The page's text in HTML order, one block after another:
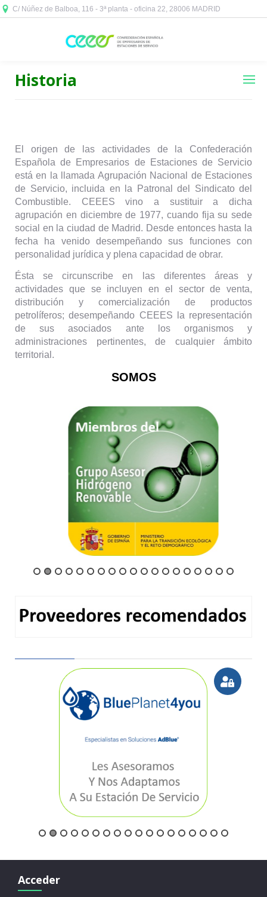
C/ Núñez de Balboa, 116 - 3ª planta - oficina 22, 28006 MADRID
Historia
El origen de las actividades de la Confederación
Española de Empresarios de Estaciones de Servicio
está en la llamada Agrupación Nacional de Estaciones
de Servicio, incluida en la Patronal del Sindicato del
Combustible. CEEES vino a sustituir a dicha
agrupación en diciembre de 1977, cuando fija su sede
social en la ciudad de Madrid. Desde entonces hasta la
fecha ha venido desempeñando sus funciones con
personalidad jurídica y plena capacidad de obrar.
Ésta se circunscribe en las diferentes áreas y
actividades que se incluyen en el sector de venta,
distribución y comercialización de productos
petrolíferos; desempeñando CEEES la representación
de sus asociados ante los organismos y
administraciones pertinentes, de cualquier ámbito
territorial.
SOMOS
Acceder